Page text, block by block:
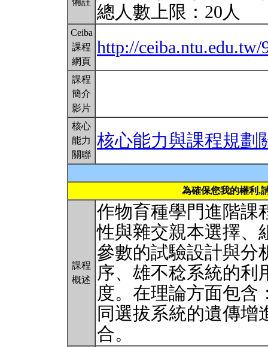
總人數上限：20人
Ceiba
課程
網頁
http://ceiba.ntu.edu.tw/
課程
簡介
影片
核心
能力
關聯
核心能力與課程規劃
為確保您我的權利,
課程
概述
作物育種學門進階課
性與雜交親本選擇、
參數的試驗設計與分
序、雄不稔系統的利
度。在理論方面包含
同選拔系統的遺傳增
合。